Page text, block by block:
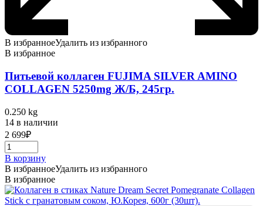
В избранноеУдалить из избранного
В избранное
Питьевой коллаген FUJIMA SILVER AMINO
COLLAGEN 5250mg Ж/Б, 245гр.
0.250 kg
14 в наличии
2 699₽
В корзину
В избранноеУдалить из избранного
В избранное